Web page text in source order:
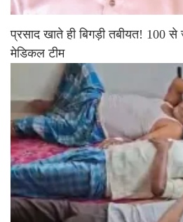
प्रसाद खाते ही बिगड़ी तबीयत! 100 से
मेडिकल टीम